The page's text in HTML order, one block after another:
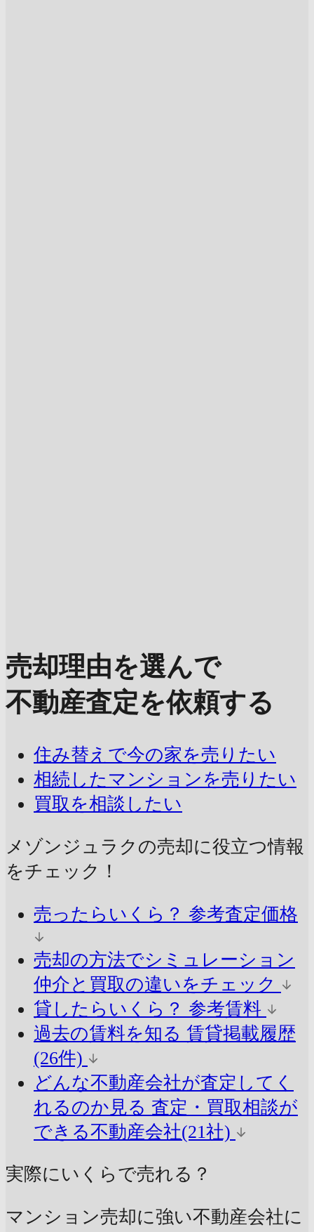
売却理由を選んで
不動産査定を依頼する
住み替えで今の家を売りたい
相続したマンションを売りたい
買取を相談したい
メゾンジュラクの売却に役立つ情報
をチェック！
売ったらいくら？ 参考査定価格
売却の方法でシミュレーション
仲介と買取の違いをチェック
貸したらいくら？ 参考賃料
過去の賃料を知る 賃貸掲載履歴
(26件)
どんな不動産会社が査定してく
れるのか見る 査定・買取相談が
できる不動産会社(21社)
実際にいくらで売れる？
マンション売却に強い不動産会社に